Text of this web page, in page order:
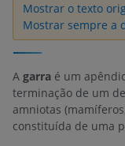
Mostrar o texto
Mostrar sempre a
A garra é um
terminação de um
amniotas
constituída de uma